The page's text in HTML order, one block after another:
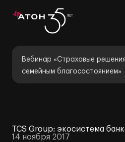
Вебинар «Страховые
семейным благосостоянием»
TCS Group: экосистема
14 ноября 2017